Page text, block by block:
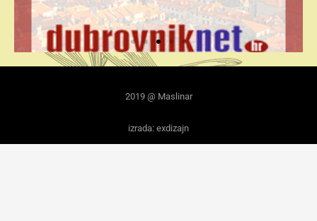
2019 @ Maslinar
izrada: exdizajn